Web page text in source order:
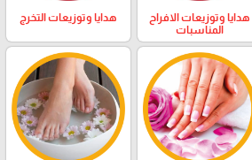
هدايا وتوزيعات الافراح
المناسبات
هدايا وتوزيعات التخرج